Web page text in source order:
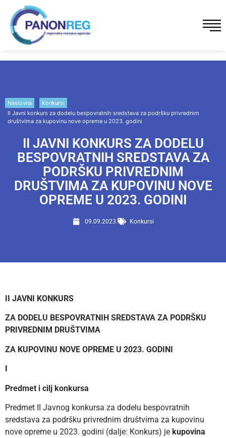
Naslovna
Konkursi
II Javni konkurs za dodelu bespovratnih sredstava za podršku privrednim
društvima za kupovinu nove opreme u 2023. godini
II JAVNI KONKURS ZA DODELU
BESPOVRATNIH SREDSTAVA ZA
PODRŠKU PRIVREDNIM
DRUŠTVIMA ZA KUPOVINU NOVE
OPREME U 2023. GODINI
09.09.2023. Konkursi
II JAVNI KONKURS
ZA DODELU BESPOVRATNIH SREDSTAVA ZA PODRŠKU
PRIVREDNIM DRUŠTVIMA
ZA KUPOVINU NOVE OPREME U 2023. GODINI
Predmet i cilj konkursa
Predmet II Javnog konkursa za dodelu bespovratnih
sredstava za podršku privrednim društvima za kupovinu
nove opreme u 2023. godini (dalje: Konkurs) je kupovina